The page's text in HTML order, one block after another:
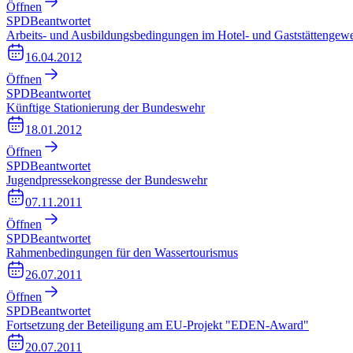
Öffnen
SPDBeantwortet
Arbeits- und Ausbildungsbedingungen im Hotel- und
16.04.2012
Öffnen
SPDBeantwortet
Künftige Stationierung der Bundeswehr
18.01.2012
Öffnen
SPDBeantwortet
Jugendpressekongresse der Bundeswehr
07.11.2011
Öffnen
SPDBeantwortet
Rahmenbedingungen für den Wassertourismus
26.07.2011
Öffnen
SPDBeantwortet
Fortsetzung der Beteiligung am EU-Projekt "EDEN-Award"
20.07.2011